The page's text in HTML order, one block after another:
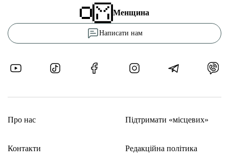
Менщина
Написати нам
Про нас
Контакти
Підтримати «місцевих»
Редакційна політика